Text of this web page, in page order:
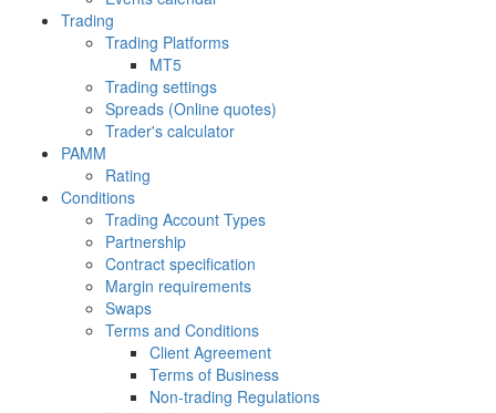
Trading
Trading Platforms
MT5
Trading settings
Spreads (Online quotes)
Trader's calculator
PAMM
Rating
Conditions
Trading Account Types
Partnership
Contract specification
Margin requirements
Swaps
Terms and Conditions
Client Agreement
Terms of Business
Non-trading Regulations